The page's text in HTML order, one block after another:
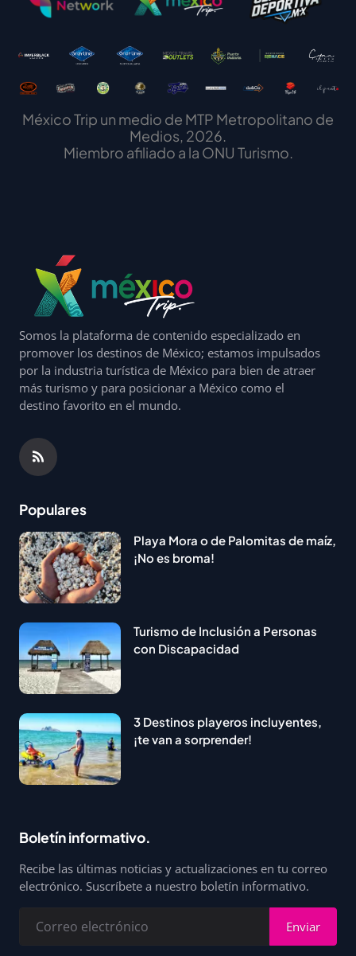
México Trip un medio de MTP Metropolitano de
Medios, 2026.
Miembro afiliado a la ONU Turismo.
Somos la plataforma de contenido especializado en
promover los destinos de México; estamos impulsados
por la industria turística de México para bien de atraer
más turismo y para posicionar a México como el
destino favorito en el mundo.
Populares
Playa Mora o de Palomitas de maíz,
¡No es broma!
Turismo de Inclusión a Personas
con Discapacidad
3 Destinos playeros incluyentes,
¡te van a sorprender!
Boletín informativo.
Recibe las últimas noticias y actualizaciones en tu correo
electrónico. Suscríbete a nuestro boletín informativo.
Enviar